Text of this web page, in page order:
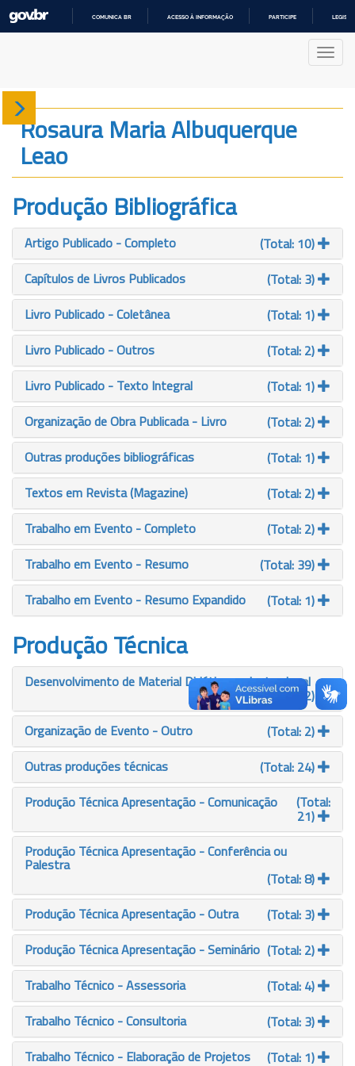
COMUNICA BR ACESSO À INFORMAÇÃO PARTICIPE
Sobre
Produção
Projetos
Gráficos
Rosaura Maria Albuquerque
Leao
Produção Bibliográfica
Artigo Publicado - Completo
(Total: 10)
Capítulos de Livros Publicados
(Total: 3)
Livro Publicado - Coletânea
(Total: 1)
Livro Publicado - Outros
(Total: 2)
Livro Publicado - Texto Integral
(Total: 1)
Organização de Obra Publicada - Livro
(Total: 2)
Outras produções bibliográficas
(Total: 1)
Textos em Revista (Magazine)
(Total: 2)
Trabalho em Evento - Completo
(Total: 2)
Trabalho em Evento - Resumo
(Total: 39)
Trabalho em Evento - Resumo Expandido
(Total: 1)
Produção Técnica
Desenvolvimento de Material Didático ou Instrucional
(Total: 2)
Organização de Evento - Outro
(Total: 2)
Outras produções técnicas
(Total: 24)
Produção Técnica Apresentação - Comunicação
(Total:
21)
Produção Técnica Apresentação - Conferência ou
Palestra
(Total: 8)
Produção Técnica Apresentação - Outra
(Total: 3)
Produção Técnica Apresentação - Seminário (Total: 2)
Trabalho Técnico - Assessoria
(Total: 4)
Trabalho Técnico - Consultoria
(Total: 3)
Trabalho Técnico - Elaboração de Projetos
(Total: 1)